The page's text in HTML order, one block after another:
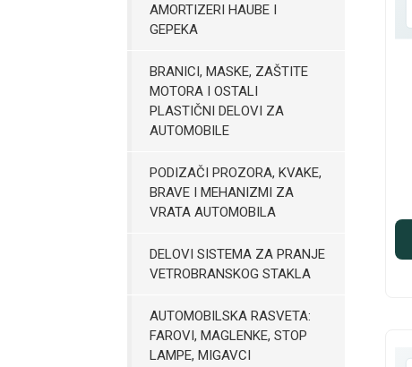
AMORTIZERI HAUBE I
GEPEKA
BRANICI, MASKE, ZAŠTITE
MOTORA I OSTALI
PLASTIČNI DELOVI ZA
AUTOMOBILE
PODIZAČI PROZORA, KVAKE,
BRAVE I MEHANIZMI ZA
VRATA AUTOMOBILA
DELOVI SISTEMA ZA PRANJE
VETROBRANSKOG STAKLA
AUTOMOBILSKA RASVETA:
FAROVI, MAGLENKE, STOP
LAMPE, MIGAVCI